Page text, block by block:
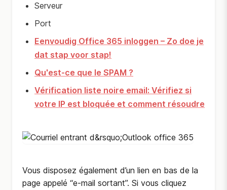
Serveur
Port
Eenvoudig Office 365 inloggen – Zo doe je
dat stap voor stap!
Qu'est-ce que le SPAM ?
Vérification liste noire email: Vérifiez si
votre IP est bloquée et comment résoudre
Vous disposez également d’un lien en bas de la
page appelé “e-mail sortant”. Si vous cliquez